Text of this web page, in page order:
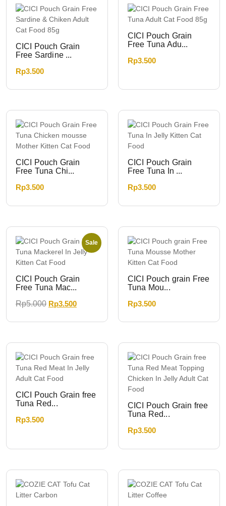
CICI Pouch Grain
Free Sardine ...
Rp3.500
CICI Pouch Grain
Free Tuna Adu...
Rp3.500
CICI Pouch Grain
Free Tuna Chi...
Rp3.500
CICI Pouch Grain
Free Tuna In ...
Rp3.500
Sale
CICI Pouch Grain
Free Tuna Mac...
Rp5.000 Rp3.500
CICI Pouch grain Free
Tuna Mou...
Rp3.500
CICI Pouch Grain free
Tuna Red...
Rp3.500
CICI Pouch Grain free
Tuna Red...
Rp3.500